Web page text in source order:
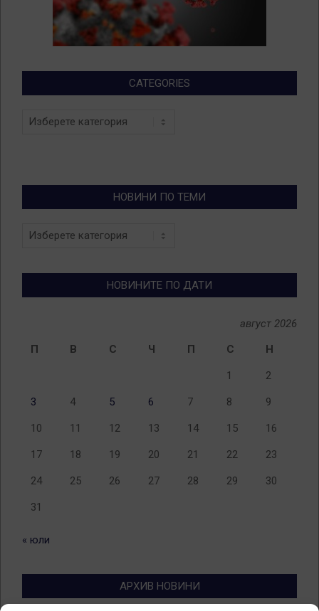
CATEGORIES
Categories
НОВИНИ ПО ТЕМИ
Новини
НОВИНИТЕ ПО ДАТИ
август 2026
П
В С Ч П С Н
1 2
3 4 5 6 7 8 9
10 11 12 13 14 15 16
17 18 19 20 21 22 23
24 25 26 27 28 29 30
31
« юли
АРХИВ НОВИНИ